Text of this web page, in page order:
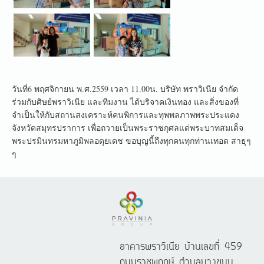
วันที่6 พฤศจิกายน พ.ศ.2559 เวลา 11.00น. บริษัท พราวิเนีย จำกัด
ร่วมกับศิษย์พราวิเนีย และทีมงาน ได้บริจาคเงินทอง และสิ่งของที่
จำเป็นให้กับสถานสงเคราะห์คนพิการและทุพพลภาพพระประแดง
จังหวัดสมุทรปราการ เพื่อถวายเป็นพระราชกุศลแด่พระบาทสมเด็จ
พระปรมินทรมหาภูมิพลอดุยเดช ขอบุญนี้ถึงทุกคนทุกท่านเทอด สาธุๆ
ๆ
อาคารพราวิเนีย บ้านเลขที่ 459